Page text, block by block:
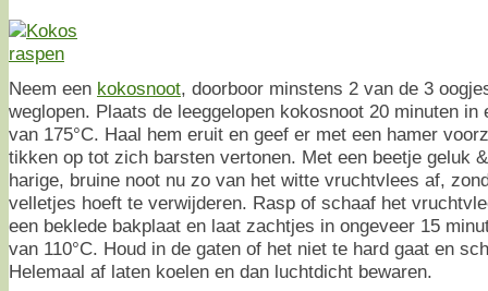
Neem een kokosnoot, doorboor minstens 2 van de 3
weglopen. Plaats de leeggelopen kokosnoot 20 minuten in
van 175°C. Haal hem eruit en geef er met een hamer
tikken op tot zich barsten vertonen. Met een beetje geluk
harige, bruine noot nu zo van het witte vruchtvlees af,
velletjes hoeft te verwijderen. Rasp of schaaf het
een beklede bakplaat en laat zachtjes in ongeveer 15
van 110°C. Houd in de gaten of het niet te hard gaat en
Helemaal af laten koelen en dan luchtdicht bewaren.